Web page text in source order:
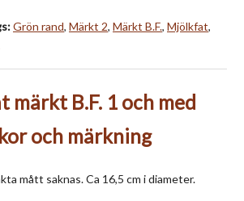
Grön rand, Märkt 2, Märkt B.F., Mjölkfat,
B.F. 1 och med
och märkning
mått saknas. Ca 16,5 cm i diameter.